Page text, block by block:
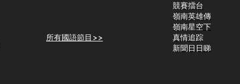
所有國語節目>>
競賽擂台
嶺南英雄傳
嶺南星空下
真情追踪
新聞日日睇